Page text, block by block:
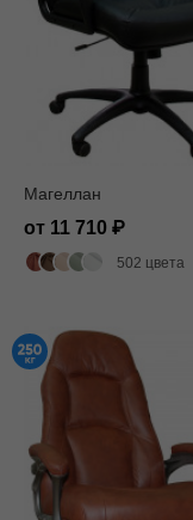
Магеллан
от 11 710
502 цвета